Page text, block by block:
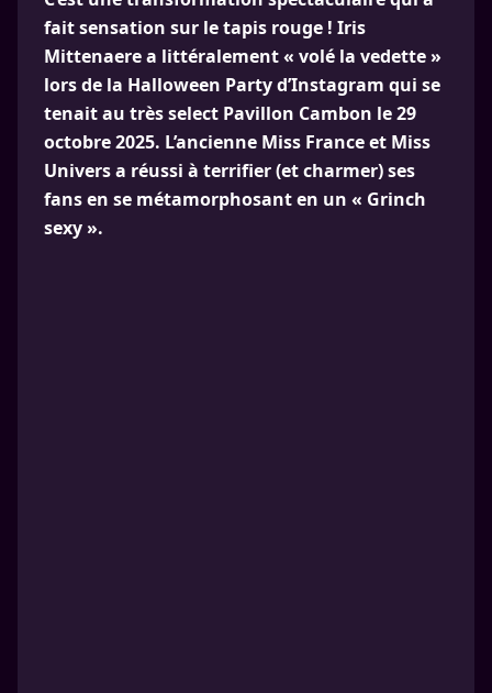
fait sensation sur le tapis rouge ! Iris
Mittenaere a littéralement « volé la vedette »
lors de la Halloween Party d’Instagram qui se
tenait au très select Pavillon Cambon le 29
octobre 2025. L’ancienne Miss France et Miss
Univers a réussi à terrifier (et charmer) ses
fans en se métamorphosant en un « Grinch
sexy ».